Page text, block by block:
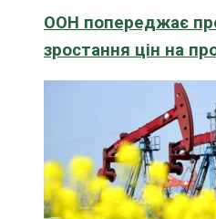
ООН попереджає
зростання цін на